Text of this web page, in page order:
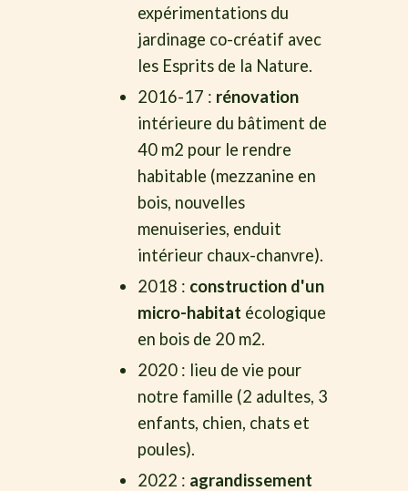
expérimentations du
jardinage co-créatif avec
les Esprits de la Nature.
2016-17 : rénovation
intérieure du bâtiment de
40 m2 pour le rendre
habitable (mezzanine en
bois, nouvelles
menuiseries, enduit
intérieur chaux-chanvre).
2018 : construction d'un
micro-habitat écologique
en bois de 20 m2.
2020 : lieu de vie pour
notre famille (2 adultes, 3
enfants, chien, chats et
poules).
2022 : agrandissement